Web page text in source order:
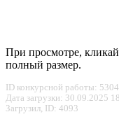
При просмотре,
полный размер.
ID конкурсной работы:
Дата загрузки: 30.09.2025
Загрузил, ID: 4093